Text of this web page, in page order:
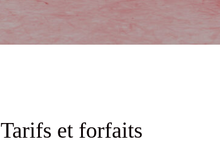
Tarifs et forfaits